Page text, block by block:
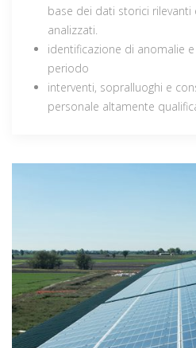
base dei dati storici rilevanti
analizzati.
identificazione di anomalie
periodo
interventi, sopralluoghi e
personale altamente